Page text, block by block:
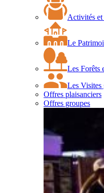
Activités
Le
Les Forêts
Les Visites
Offres plaisanciers
Offres groupes